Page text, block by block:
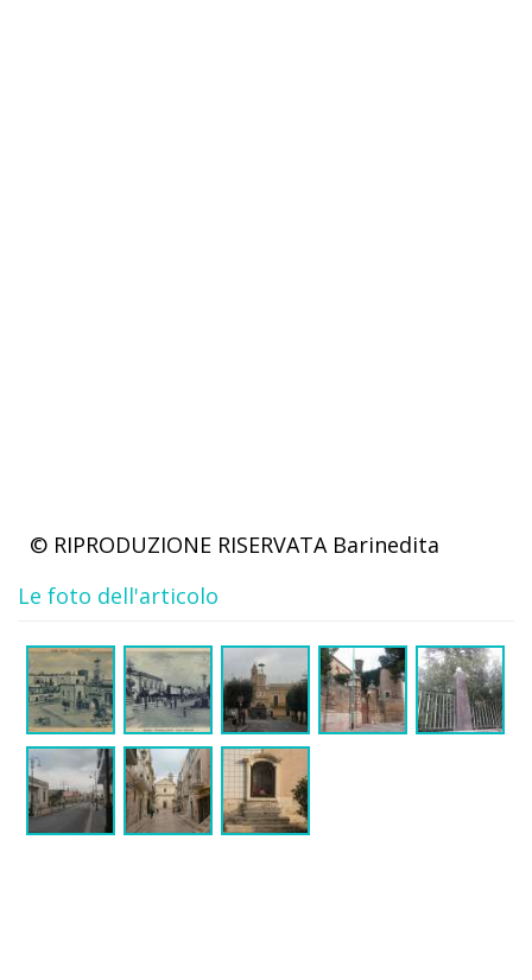
© RIPRODUZIONE RISERVATA Barinedita
Le foto dell'articolo